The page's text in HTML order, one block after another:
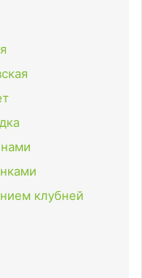
клубней